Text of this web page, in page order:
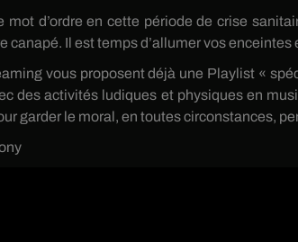
mot d’ordre en cette période de crise
canapé. Il est temps d’allumer vos
vous proposent déjà une Playlist «
des activités ludiques et physiques en
garder le moral, en toutes circonstances,